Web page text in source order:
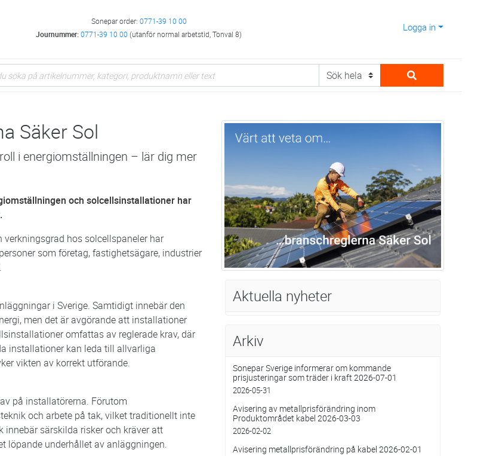
Sonepar order: 0771-39 10 00
Journummer:0771-39 10 00 (utanför normal arbetstid, Tonval 8)
Logga in
Säker Sol
i energiomställningen – lär dig mer
och solcellsinstallationer har
hos solcellspaneler har
som företag, fastighetsägare, industrier
i Sverige. Samtidigt innebär den
men det är avgörande att installationer
omfattas av reglerade krav, där
installationer kan leda till allvarliga
vikten av korrekt utförande.
på installatörerna. Förutom
och arbete på tak, vilket traditionellt inte
särskilda risker och kräver att
löpande underhållet av anläggningen.
Aktuella nyheter
Arkiv
Sonepar Sverige informerar om kommande
prisjusteringar som träder i kraft 2026-07-01
2026-05-31
Avisering av metallprisförändring inom
Produktområdet kabel 2026-03-03
2026-02-02
Avisering metallprisförändring på kabel 2026-02-01